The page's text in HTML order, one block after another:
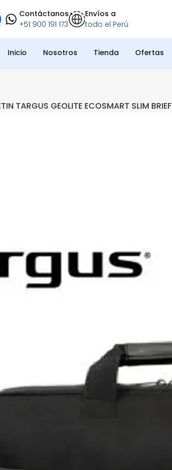
Contáctanos
+51 900 191 173
Envíos a
todo el Perú
Inicio Nosotros Tienda Ofertas
TARGUS GEOLITE ECOSMART SLIM BRIEF